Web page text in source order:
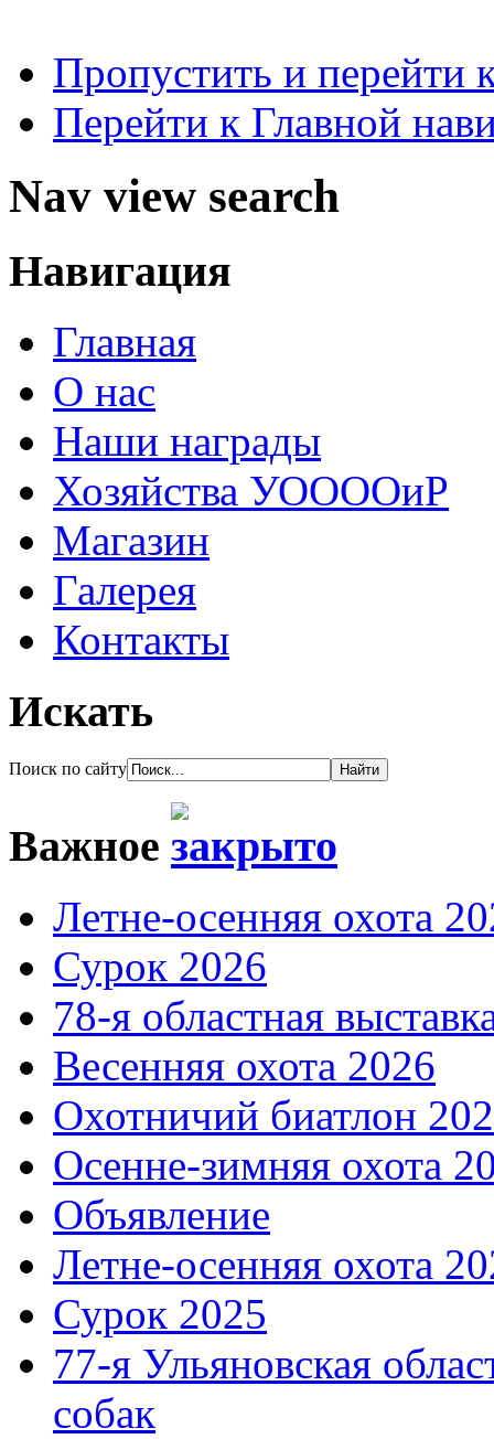
Пропустить и перейти
Перейти к Главной
Nav view search
Навигация
Главная
О нас
Наши награды
Хозяйства УООООиР
Магазин
Галерея
Контакты
Искать
Поиск по сайту
Важное
Летне-осенняя охота
Сурок 2026
78-я областная
Весенняя охота 2026
Охотничий биатлон
Осенне-зимняя охота
Объявление
Летне-осенняя охота
Сурок 2025
77-я Ульяновская
собак